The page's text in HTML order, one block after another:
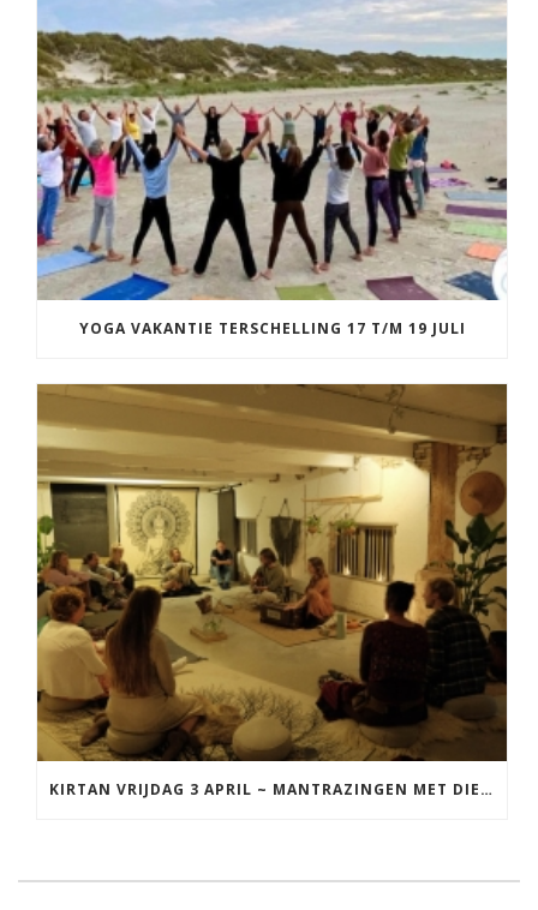
YOGA VAKANTIE TERSCHELLING 17 T/M 19 JULI
KIRTAN VRIJDAG 3 APRIL ~ MANTRAZINGEN MET DIEDERICK IN LEEUWARDEN